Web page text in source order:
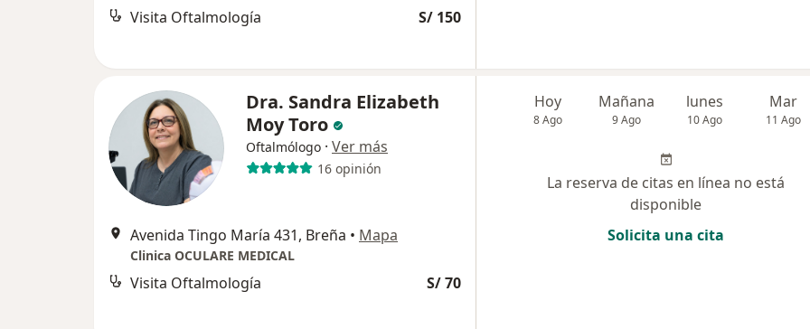
Visita Oftalmología S/ 150
Dra. Sandra Elizabeth
Moy Toro
Oftalmólogo · Ver más
16 opinión
Avenida Tingo María 431, Breña • Mapa
Clinica OCULARE MEDICAL
Visita Oftalmología S/ 70
Hoy
8 Ago
Mañana
9 Ago
lunes
10 Ago
Mar
11 Ago
La reserva de citas en línea no está
disponible
Solicita una cita